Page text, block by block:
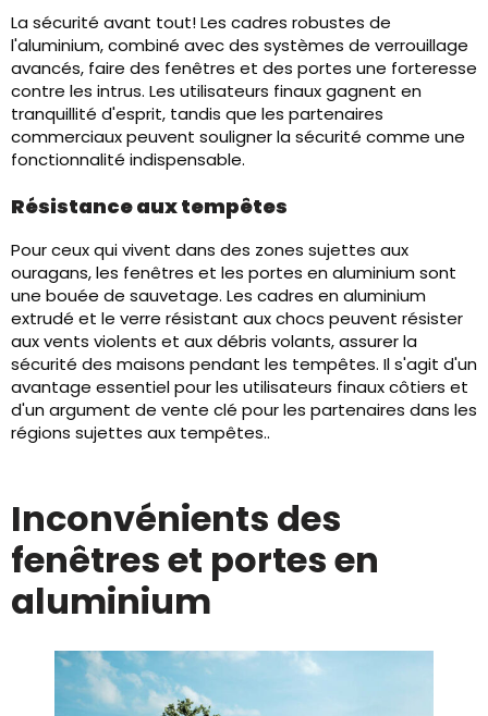
La sécurité avant tout! Les cadres robustes de
l'aluminium, combiné avec des systèmes de verrouillage
avancés, faire des fenêtres et des portes une forteresse
contre les intrus. Les utilisateurs finaux gagnent en
tranquillité d'esprit, tandis que les partenaires
commerciaux peuvent souligner la sécurité comme une
fonctionnalité indispensable.
Résistance aux tempêtes
Pour ceux qui vivent dans des zones sujettes aux
ouragans, les fenêtres et les portes en aluminium sont
une bouée de sauvetage. Les cadres en aluminium
extrudé et le verre résistant aux chocs peuvent résister
aux vents violents et aux débris volants, assurer la
sécurité des maisons pendant les tempêtes. Il s'agit d'un
avantage essentiel pour les utilisateurs finaux côtiers et
d'un argument de vente clé pour les partenaires dans les
régions sujettes aux tempêtes..
Inconvénients des
fenêtres et portes en
aluminium